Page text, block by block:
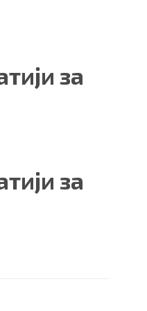
за
за